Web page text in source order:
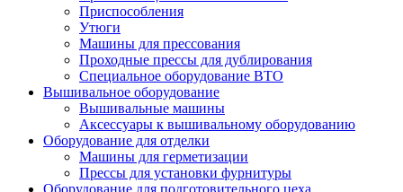
Приспособления
Утюги
Машины для прессования
Проходные прессы для дублирования
Специальное оборудование ВТО
Вышивальное оборудование
Вышивальные машины
Аксессуары к вышивальному оборудованию
Оборудование для отделки
Машины для герметизации
Прессы для установки фурнитуры
Оборудование для подготовительного цеха